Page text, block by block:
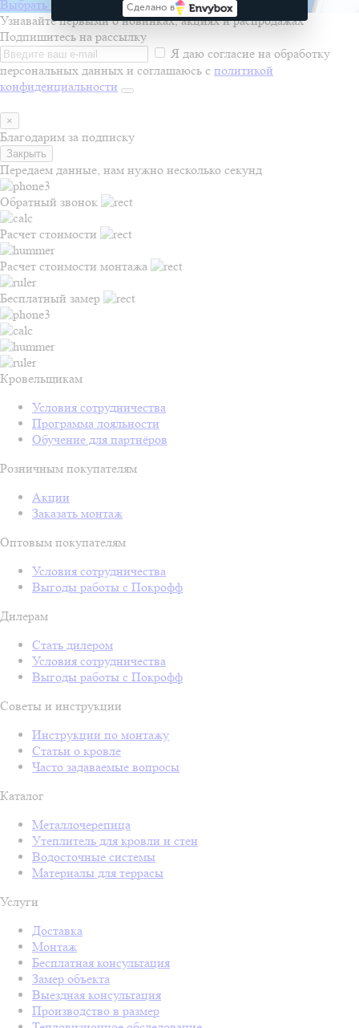
Выбрать бригаду
Узнавайте первыми о новинках, акциях и распродажах
Подпишитесь на рассылку
Я даю согласие на обработку
персональных данных и соглашаюсь с политикой
конфиденциальности
×
Благодарим за подписку
Закрыть
Передаем данные, нам нужно несколько секунд
Обратный звонок
Расчет стоимости
Расчет стоимости монтажа
Бесплатный замер
Кровельщикам
Условия сотрудничества
Программа лояльности
Обучение для партнёров
Розничным покупателям
Акции
Заказать монтаж
Оптовым покупателям
Условия сотрудничества
Выгоды работы с Покрофф
Дилерам
Стать дилером
Условия сотрудничества
Выгоды работы с Покрофф
Советы и инструкции
Инструкции по монтажу
Статьи о кровле
Часто задаваемые вопросы
Каталог
Металлочерепица
Утеплитель для кровли и стен
Водосточные системы
Материалы для террасы
Услуги
Доставка
Монтаж
Бесплатная консультация
Замер объекта
Выездная консультация
Производство в размер
Сделано в